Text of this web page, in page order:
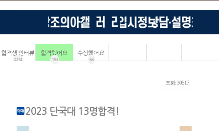
합격생 인터뷰
4114
합격했어요
183
수상했어요
68
ㆍ조회: 30517
2023 단국대 13명합격!